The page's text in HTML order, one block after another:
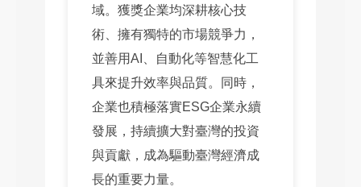
域。獲獎企業均深耕核心技
術、擁有獨特的市場競爭力，
並善用AI、自動化等智慧化工
具來提升效率與品質。同時，
企業也積極落實ESG企業永續
發展，持續擴大對臺灣的投資
與貢獻，成為驅動臺灣經濟成
長的重要力量。